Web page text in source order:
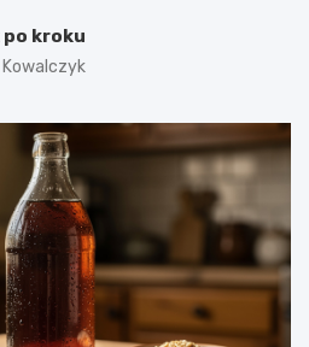
kroku
Kowalczyk